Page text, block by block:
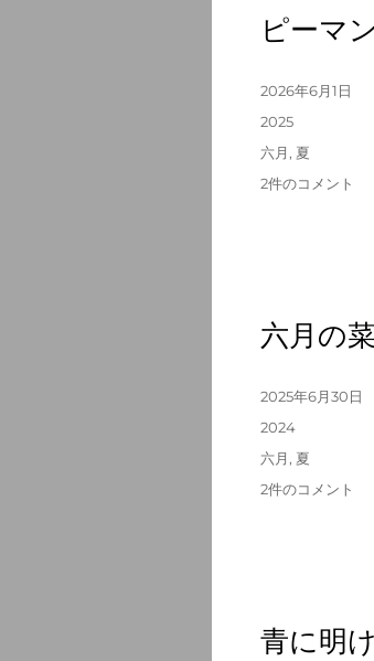
ピーマ
投
2026年6月1日
カ
テ
リ
2025
タ
グ
六月 , 夏
ピ
の
真
ど
六
月
に
2件のコメント
六月の
投
稿
2025年6月30日
カ
テ
リ
2024
タ
グ
六月, 夏
六
ヂ
オ
2件のコメント
青に明